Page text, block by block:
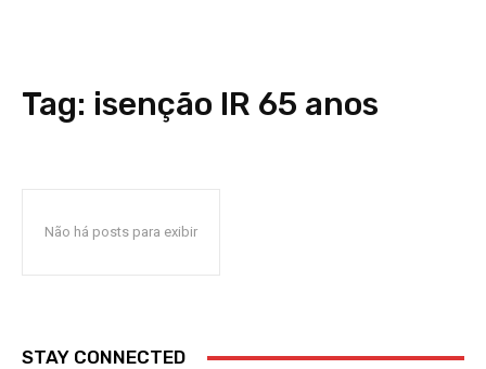
Tag: isenção IR 65 anos
Não há posts para exibir
STAY CONNECTED